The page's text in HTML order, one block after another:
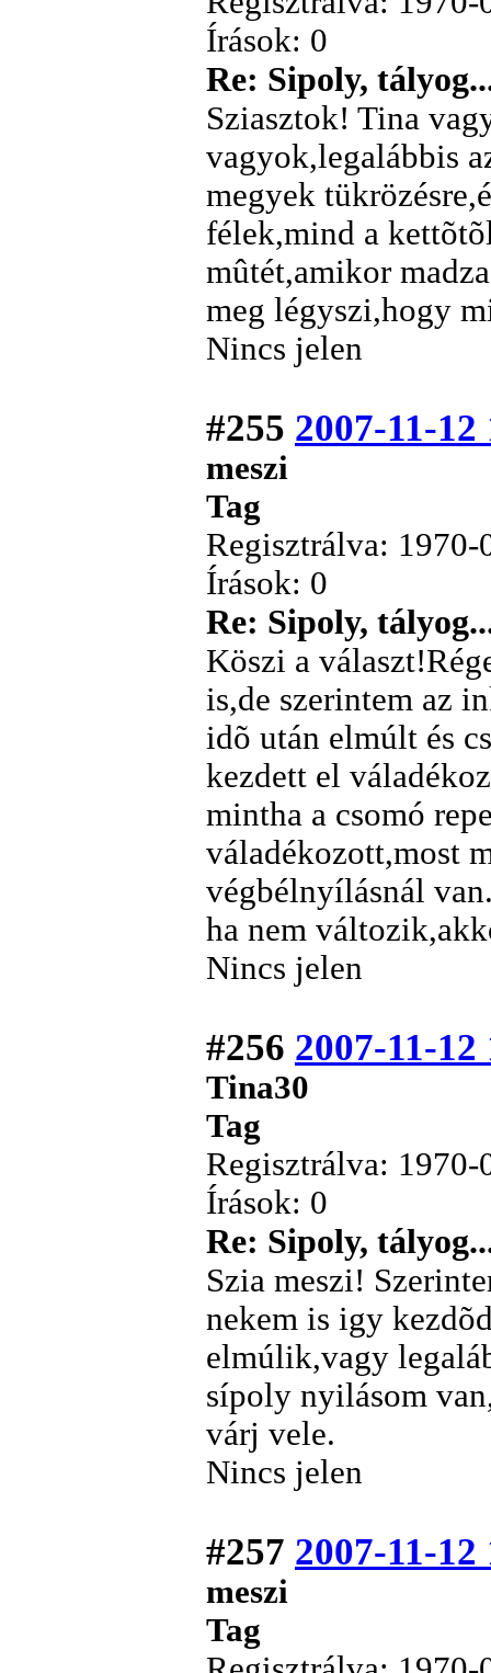
Írások: 0
Re: Sipoly,
Sziasztok! Tina
vagyok,legalábbis
megyek
félek,mind a
mûtét,amikor
meg légyszi,hogy
Nincs jelen
#255 2007-11-12
meszi
Tag
Regisztrálva: 1970-
Írások: 0
Re: Sipoly,
Köszi a
is,de szerintem az
idõ után elmúlt és
kezdett el
mintha a csomó
váladékozott,most
végbélnyílásnál
ha nem
Nincs jelen
#256 2007-11-12
Tina30
Tag
Regisztrálva: 1970-
Írások: 0
Re: Sipoly,
Szia meszi!
nekem is igy
elmúlik,vagy
sípoly nyilásom
várj vele.
Nincs jelen
#257 2007-11-12
meszi
Tag